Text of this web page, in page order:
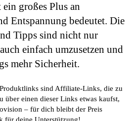
großes Plus an
Entspannung bedeutet. Die
Tipps sind nicht nur
einfach umzusetzen und
mehr Sicherheit.
sind Affiliate-Links, die zu
über einen dieser Links etwas kaufst,
– für dich bleibt der Preis